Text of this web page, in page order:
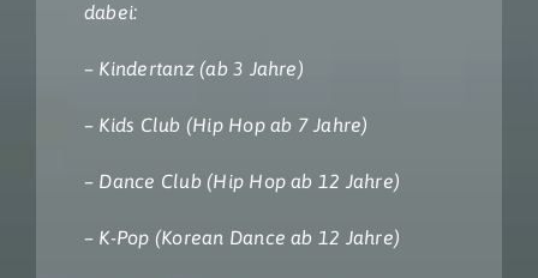
dabei:
– Kindertanz (ab 3 Jahre)
– Kids Club (Hip Hop ab 7 Jahre)
– Dance Club (Hip Hop ab 12 Jahre)
– K-Pop (Korean Dance ab 12 Jahre)